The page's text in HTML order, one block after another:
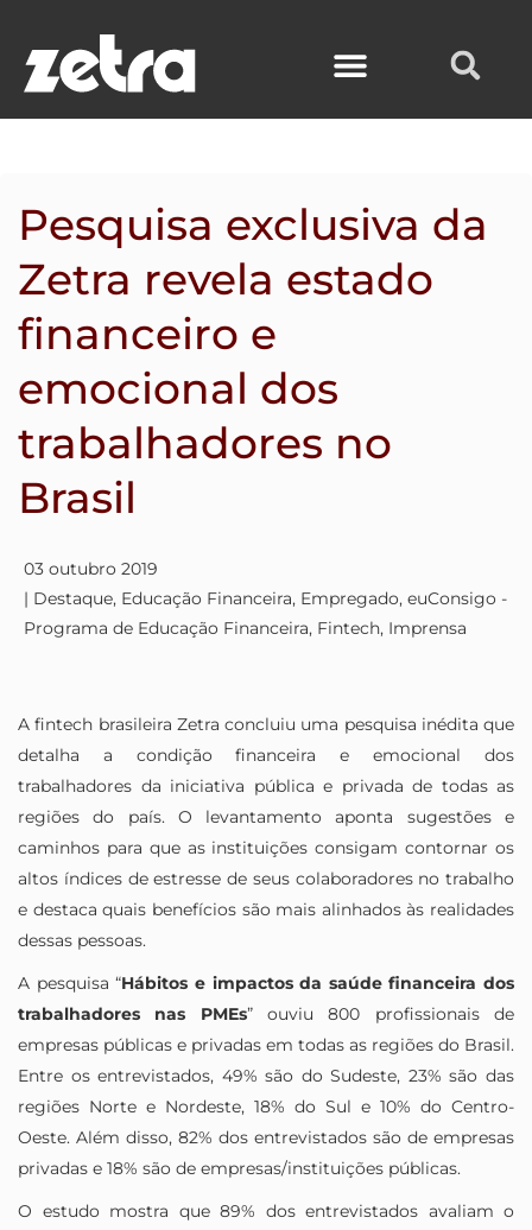
Pesquisa exclusiva da
Zetra revela estado
financeiro e
emocional dos
trabalhadores no
Brasil
03 outubro 2019
| Destaque, Educação Financeira, Empregado, euConsigo -
Programa de Educação Financeira, Fintech, Imprensa
A fintech brasileira Zetra concluiu uma pesquisa inédita que
detalha a condição financeira e emocional dos
trabalhadores da iniciativa pública e privada de todas as
regiões do país. O levantamento aponta sugestões e
caminhos para que as instituições consigam contornar os
altos índices de estresse de seus colaboradores no trabalho
e destaca quais benefícios são mais alinhados às realidades
dessas pessoas.
A pesquisa “Hábitos e impactos da saúde financeira dos
trabalhadores nas PMEs” ouviu 800 profissionais de
empresas públicas e privadas em todas as regiões do Brasil.
Entre os entrevistados, 49% são do Sudeste, 23% são das
regiões Norte e Nordeste, 18% do Sul e 10% do Centro-
Oeste. Além disso, 82% dos entrevistados são de empresas
privadas e 18% são de empresas/instituições públicas.
O estudo mostra que 89% dos entrevistados avaliam o